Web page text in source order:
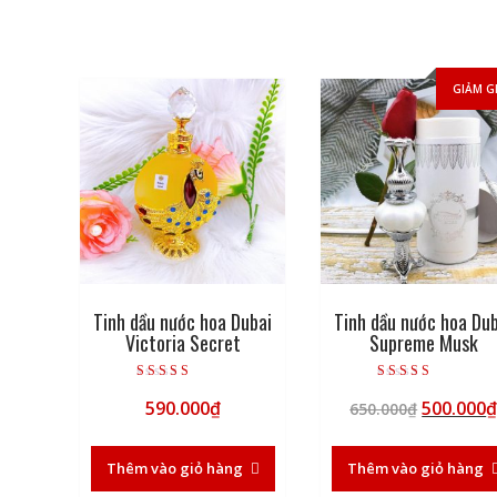
Tinh dầu nước hoa Dubai
Victoria Secret
5.00
5 sao
590.000₫
Thêm vào giỏ hàng
GIẢM
Tinh dầu nước hoa
Supreme Musk
5.00
5 sao
650.000₫Giá
là:
500.000₫
Thêm vào giỏ hàng